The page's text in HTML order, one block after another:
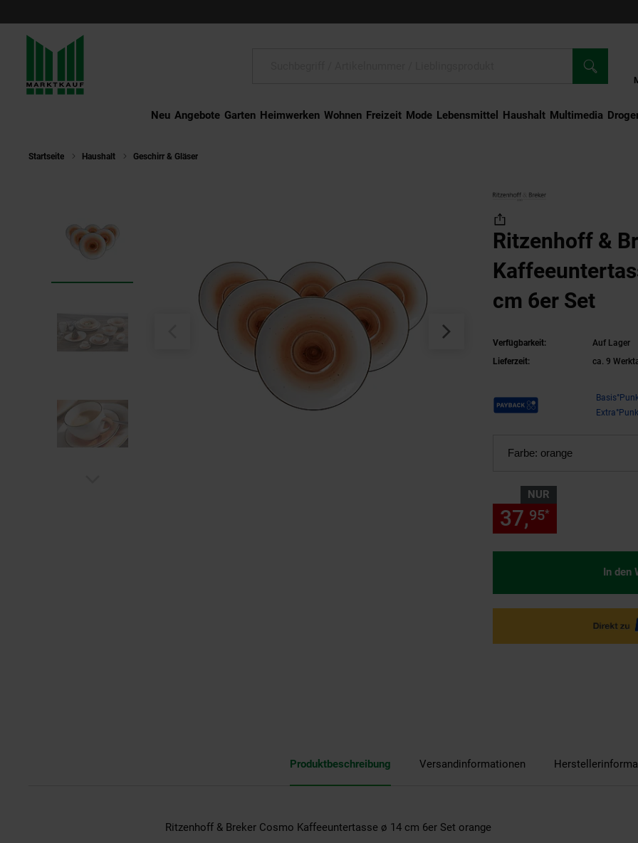
Neu Angebote Garten Heimwerken Wohnen Freizeit Mode Lebensmittel Haushalt Multimedia
Startseite Haushalt Geschirr & Gläser
Ritzenhoff &
cm 6er Set
Verfügbarkeit:
Auf Lager
Lieferzeit:
ca. 9
Payback Punkte
Farbe: orange
NUR
37,95*
In den
Produktbeschreibung Versandinformationen
Ritzenhoff & Breker Cosmo Kaffeeuntertasse ø 14 cm 6er Set orange